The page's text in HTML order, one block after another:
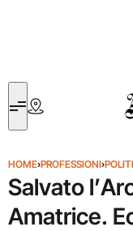
HOME›PROFESSIONI›
Salvato
Amatrice.